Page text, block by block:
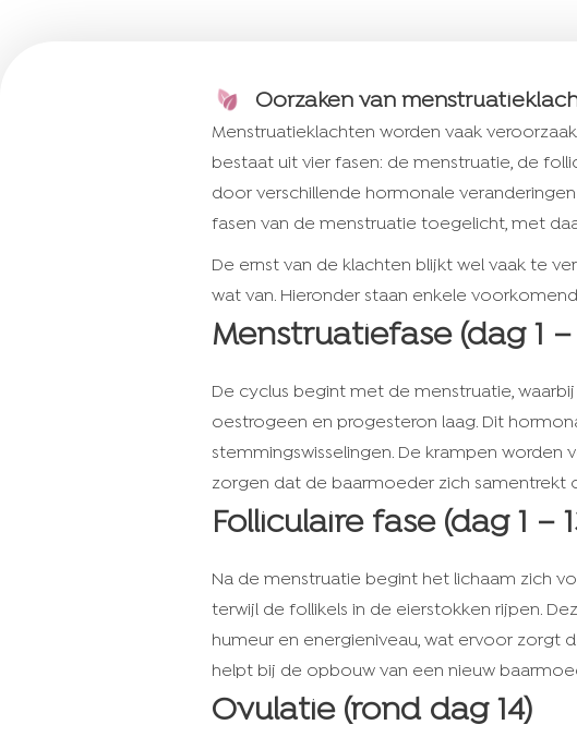
Oorzaken van
Menstruatieklachten worden vaak
bestaat uit vier fasen: de menstruatie, de
door verschillende hormonale
fasen van de menstruatie toegelicht, met
De ernst van de klachten blijkt wel vaak te
wat van. Hieronder staan enkele
Menstruatiefase (dag 1 –
De cyclus begint met de menstruatie,
oestrogeen en progesteron laag. Dit
stemmingswisselingen. De krampen
zorgen dat de baarmoeder zich samentrekt
Folliculaire fase (dag 1 –
Na de menstruatie begint het lichaam zich
terwijl de follikels in de eierstokken rijpen.
humeur en energieniveau, wat ervoor zorgt
helpt bij de opbouw van een nieuw
Ovulatie (rond dag 14)